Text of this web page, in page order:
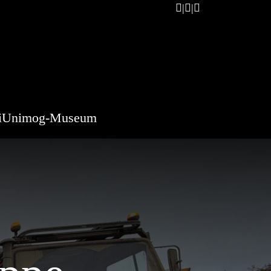
Unimog-Museum